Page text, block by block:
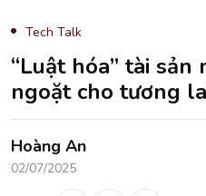
Tech Talk
“Luật hóa” tài sản
ngoặt cho tương
Hoàng An
02/07/2025